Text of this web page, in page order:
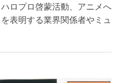
ロプロ啓蒙活動、アニメへ
表明する業界関係者やミュ